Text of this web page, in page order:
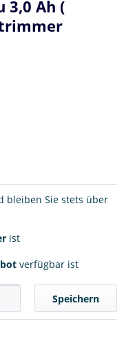
3,0 Ah (
bleiben Sie stets über
ist
verfügbar ist
Speichern